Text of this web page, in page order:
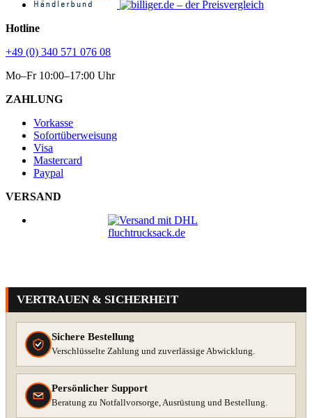
Hotline
+49 (0) 340 571 076 08
Mo–Fr 10:00–17:00 Uhr
ZAHLUNG
Vorkasse
Sofortüberweisung
Visa
Mastercard
Paypal
VERSAND
VERTRAUEN & SICHERHEIT
Sichere Bestellung
Verschlüsselte Zahlung und zuverlässige Abwicklung.
Persönlicher Support
Beratung zu Notfallvorsorge, Ausrüstung und Bestellung.